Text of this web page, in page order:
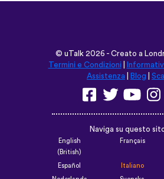
© uTalk 2026 - Creato a
Termini e Condizioni
Assistenza
Blog
Naviga su questo
English
(British)
Français
Español Italiano